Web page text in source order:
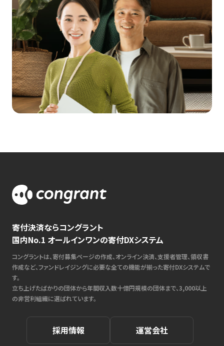
寄付決済ならコングラント
国内No.1 オールインワンの寄付DXシステム
コングラントは、寄付募集ページの作成、オンライン決済、支援者管理、領収書
作成など、ファンドレイジングに必要な全ての機能が揃った寄付DXシステムで
す。
立ち上げたばかりの団体から年間収入数十億円規模の団体まで、3,000以上
の非営利組織に選ばれています。
採用情報 運営会社